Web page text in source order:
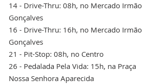
14 - Drive-Thru: 08h, no Mercado Irmão
Gonçalves
16 - Drive-Thru: 16h, no Mercado Irmão
Gonçalves
21 - Pit-Stop: 08h, no Centro
26 - Pedalada Pela Vida: 15h, na Praça
Nossa Senhora Aparecida